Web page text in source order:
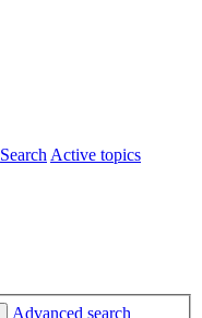
Search Active topics
Advanced search